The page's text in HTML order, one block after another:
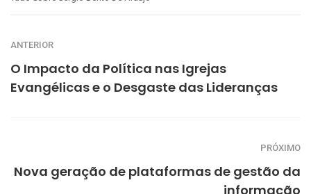
ANTERIOR
O Impacto da Política nas Igrejas
Evangélicas e o Desgaste das Lideranças
PRÓXIMO
Nova geração de plataformas de gestão da
informação